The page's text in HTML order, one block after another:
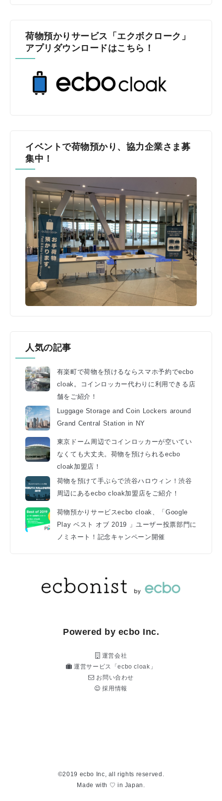
荷物預かりサービス「エクボクローク」
アプリダウンロードはこちら！
イベントで荷物預かり、協力企業さま募
集中！
人気の記事
有楽町で荷物を預けるならスマホ予約でecbo
cloak。コインロッカー代わりに利用できる店
舗をご紹介！
Luggage Storage and Coin Lockers around
Grand Central Station in NY
東京ドーム周辺でコインロッカーが空いてい
なくても大丈夫。荷物を預けられるecbo
cloak加盟店！
荷物を預けて手ぶらで渋谷ハロウィン！渋谷
周辺にあるecbo cloak加盟店をご紹介！
荷物預かりサービスecbo cloak、「Google
Play ベスト オブ 2019 」ユーザー投票部門に
ノミネート！記念キャンペーン開催
Powered by ecbo Inc.
運営会社
運営サービス「ecbo cloak」
お問い合わせ
採用情報
©2019 ecbo Inc, all rights reserved.
Made with ♡ in Japan.